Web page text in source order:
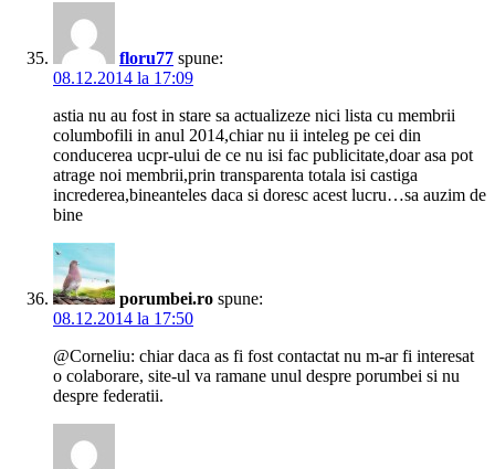
floru77 spune:
08.12.2014 la 17:09
astia nu au fost in stare sa actualizeze nici lista cu membrii
columbofili in anul 2014,chiar nu ii inteleg pe cei din
conducerea ucpr-ului de ce nu isi fac publicitate,doar asa pot
atrage noi membrii,prin transparenta totala isi castiga
increderea,bineanteles daca si doresc acest lucru…sa auzim de
bine
porumbei.ro spune:
08.12.2014 la 17:50
@Corneliu: chiar daca as fi fost contactat nu m-ar fi interesat
o colaborare, site-ul va ramane unul despre porumbei si nu
despre federatii.